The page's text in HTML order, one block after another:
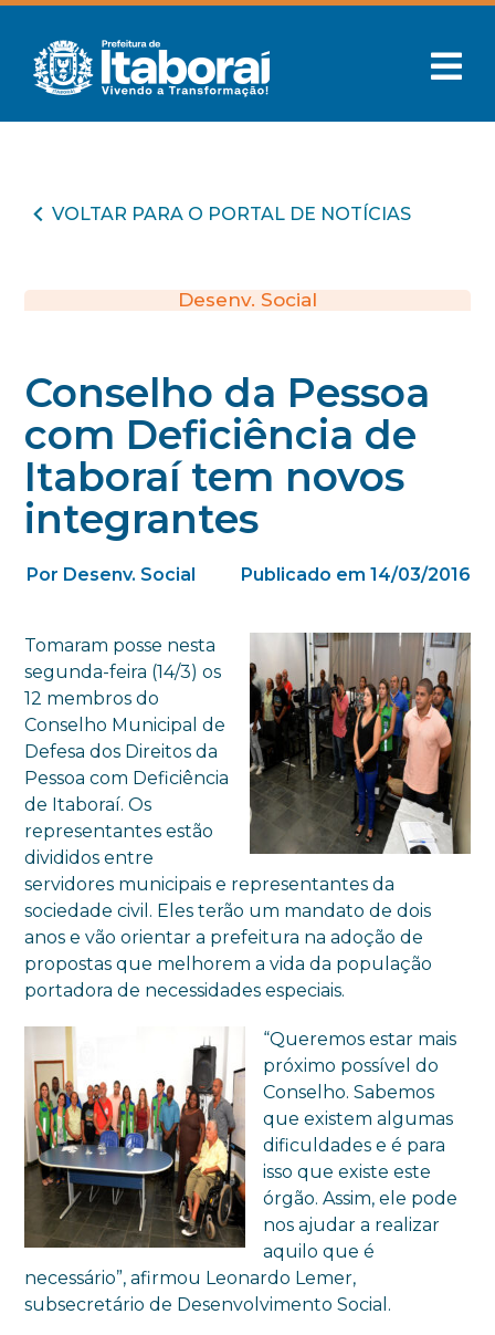
VOLTAR PARA O PORTAL DE NOTÍCIAS
Desenv. Social
Conselho da Pessoa
com Deficiência de
Itaboraí tem novos
integrantes
Por Desenv. Social Publicado em 14/03/2016
Tomaram posse nesta
segunda-feira (14/3) os
12 membros do
Conselho Municipal de
Defesa dos Direitos da
Pessoa com Deficiência
de Itaboraí. Os
representantes estão
divididos entre
servidores municipais e representantes da
sociedade civil. Eles terão um mandato de dois
anos e vão orientar a prefeitura na adoção de
propostas que melhorem a vida da população
portadora de necessidades especiais.
“Queremos estar mais
próximo possível do
Conselho. Sabemos
que existem algumas
dificuldades e é para
isso que existe este
órgão. Assim, ele pode
nos ajudar a realizar
aquilo que é
necessário”, afirmou Leonardo Lemer,
subsecretário de Desenvolvimento Social.